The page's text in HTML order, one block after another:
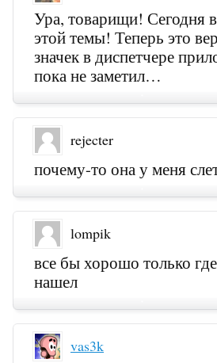
Ура, товарищи! Сегодня
этой темы! Теперь это
значек в диспетчере
пока не заметил…
rejecter
почему-то она у меня
lompik
все бы хорошо только
нашел
vas3k